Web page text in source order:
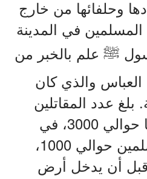
وحلفائها من خارج
المسلمين في
المدينة
ﷺ علم بالخبر
من
العباس والذي كان
. بلغ عدد
المقاتلين
حوالي ، في
حوالي
،
قبل أن يدخل
أرض